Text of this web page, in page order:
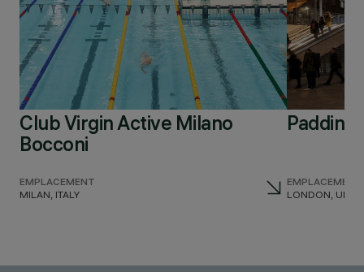
Club Virgin Active Milano
Bocconi
EMPLACEMENT
MILAN, ITALY
EMPLACEMENT
LONDON,